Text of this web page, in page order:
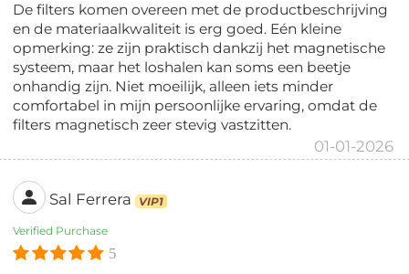
De filters komen overeen met de productbeschrijving
en de materiaalkwaliteit is erg goed. Eén kleine
opmerking: ze zijn praktisch dankzij het magnetische
systeem, maar het loshalen kan soms een beetje
onhandig zijn. Niet moeilijk, alleen iets minder
comfortabel in mijn persoonlijke ervaring, omdat de
filters magnetisch zeer stevig vastzitten.
01-01-2026
Sal Ferrera VIP1
Verified Purchase
5